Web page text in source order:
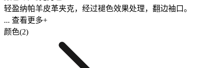
轻盈纳帕羊皮革夹克，经过褪色效果处理，翻边袖口。
... 查看更多+
颜色(2)